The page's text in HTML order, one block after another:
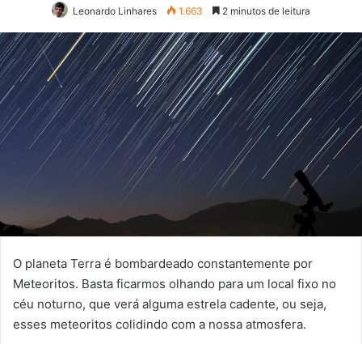
Leonardo Linhares 1.663 2 minutos de leitura
O planeta Terra é bombardeado constantemente por
Meteoritos. Basta ficarmos olhando para um local fixo no
céu noturno, que verá alguma estrela cadente, ou seja,
esses meteoritos colidindo com a nossa atmosfera.